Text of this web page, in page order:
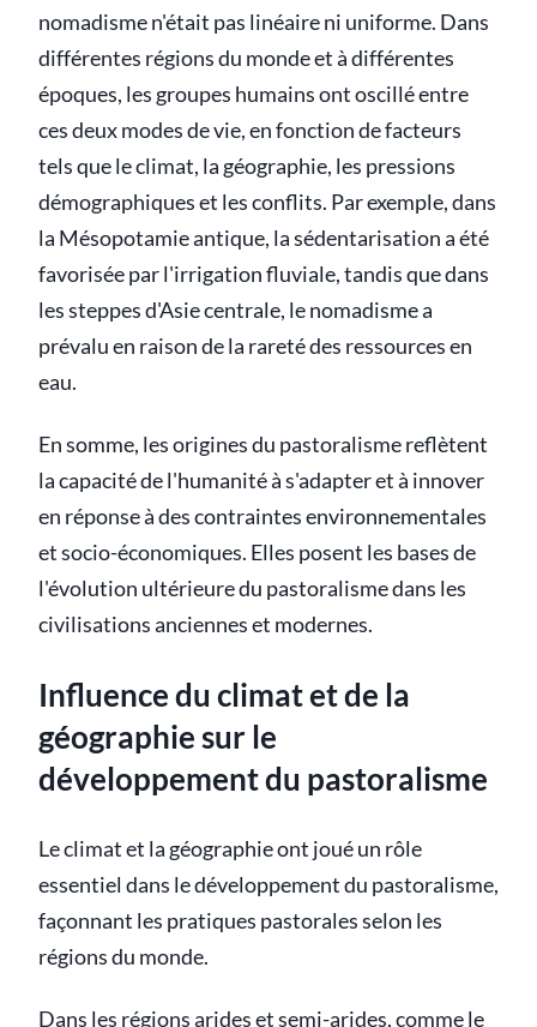
nomadisme n'était pas linéaire ni uniforme. Dans
différentes régions du monde et à différentes
époques, les groupes humains ont oscillé entre
ces deux modes de vie, en fonction de facteurs
tels que le climat, la géographie, les pressions
démographiques et les conflits. Par exemple, dans
la Mésopotamie antique, la sédentarisation a été
favorisée par l'irrigation fluviale, tandis que dans
les steppes d'Asie centrale, le nomadisme a
prévalu en raison de la rareté des ressources en
eau.
En somme, les origines du pastoralisme reflètent
la capacité de l'humanité à s'adapter et à innover
en réponse à des contraintes environnementales
et socio-économiques. Elles posent les bases de
l'évolution ultérieure du pastoralisme dans les
civilisations anciennes et modernes.
Influence du climat et de la
géographie sur le
développement du pastoralisme
Le climat et la géographie ont joué un rôle
essentiel dans le développement du pastoralisme,
façonnant les pratiques pastorales selon les
régions du monde.
Dans les régions arides et semi-arides, comme le